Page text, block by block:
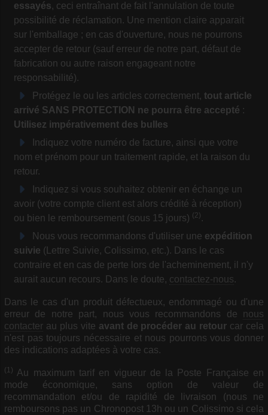
essayés, ceci entraînant de fait l'annulation de toute
possibilité de réclamation. Une mention claire apparait
sur l'emballage ; en cas d'ouverture, nous ne pourrons
accepter de retour (sauf erreur de notre part, défaut de
fabrication ou autre raison engageant notre
responsabilité).
Protégez le ou les articles correctement, tout article
arrivé SANS PROTECTION ne pourra être accepté :
Utilisez impérativement des bulles
Indiquez votre numéro de facture, ainsi que votre
nom et prénom pour un traitement rapide, et la raison du
retour.
Indiquez si vous souhaitez obtenir en échange un
avoir (votre compte client est alors crédité à réception)
ou bien le remboursement (sous 15 jours) (2) .
Nous vous recommandons d'utiliser une expédition
suivie (Lettre Suivie, Colissimo, etc.). Dans le cas
contraire et en cas de perte lors de l'acheminement, il n'y
aurait aucun recours. Dans le doute, contactez-nous.
Dans le cas d'un produit défectueux, endommagé ou d'une
erreur de notre part, nous vous recommandons de nous
contacter au plus vite avant de procéder au retour car cela
n'est pas toujours nécessaire et nous pourrons vous donner
des indications adaptées à votre cas.
(1) Au maximum tarif en vigueur de la Poste Française en
mode économique, sans option de valeur de
recommandation et/ou de rapidité de livraison (nous ne
remboursons pas un Chronopost 13h ou un Colissimo si cela